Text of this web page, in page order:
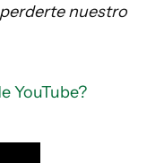
nuestro
YouTube?